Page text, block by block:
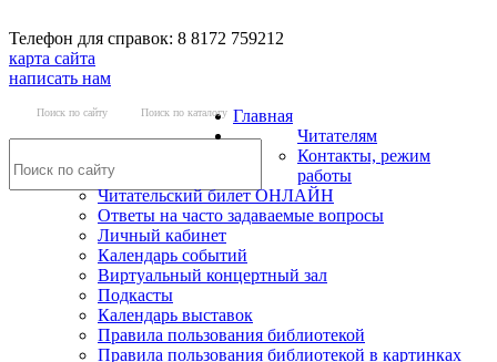
Телефон для справок: 8 8172 759212
карта сайта
написать нам
Поиск по сайту Поиск по каталогу Главная
Читателям
Контакты, режим
работы
Читательский билет ОНЛАЙН
Ответы на часто задаваемые вопросы
Личный кабинет
Календарь событий
Виртуальный концертный зал
Подкасты
Календарь выставок
Правила пользования библиотекой
Правила пользования библиотекой в картинках